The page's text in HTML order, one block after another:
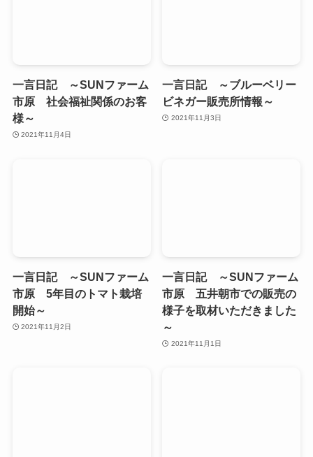
一言日記 ～SUNファーム
市原 社会福祉関係のお客
様～
2021年11月4日
一言日記 ～ブルーベリー
ビネガー販売所情報～
2021年11月3日
一言日記 ～SUNファーム
市原 5年目のトマト栽培
開始～
2021年11月2日
一言日記 ～SUNファーム
市原 五井朝市での販売の
様子を取材いただきました
～
2021年11月1日